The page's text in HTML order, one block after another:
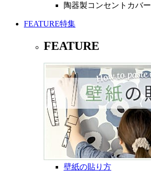
陶器製コンセントカバー
FEATURE特集
FEATURE
壁紙の貼り方